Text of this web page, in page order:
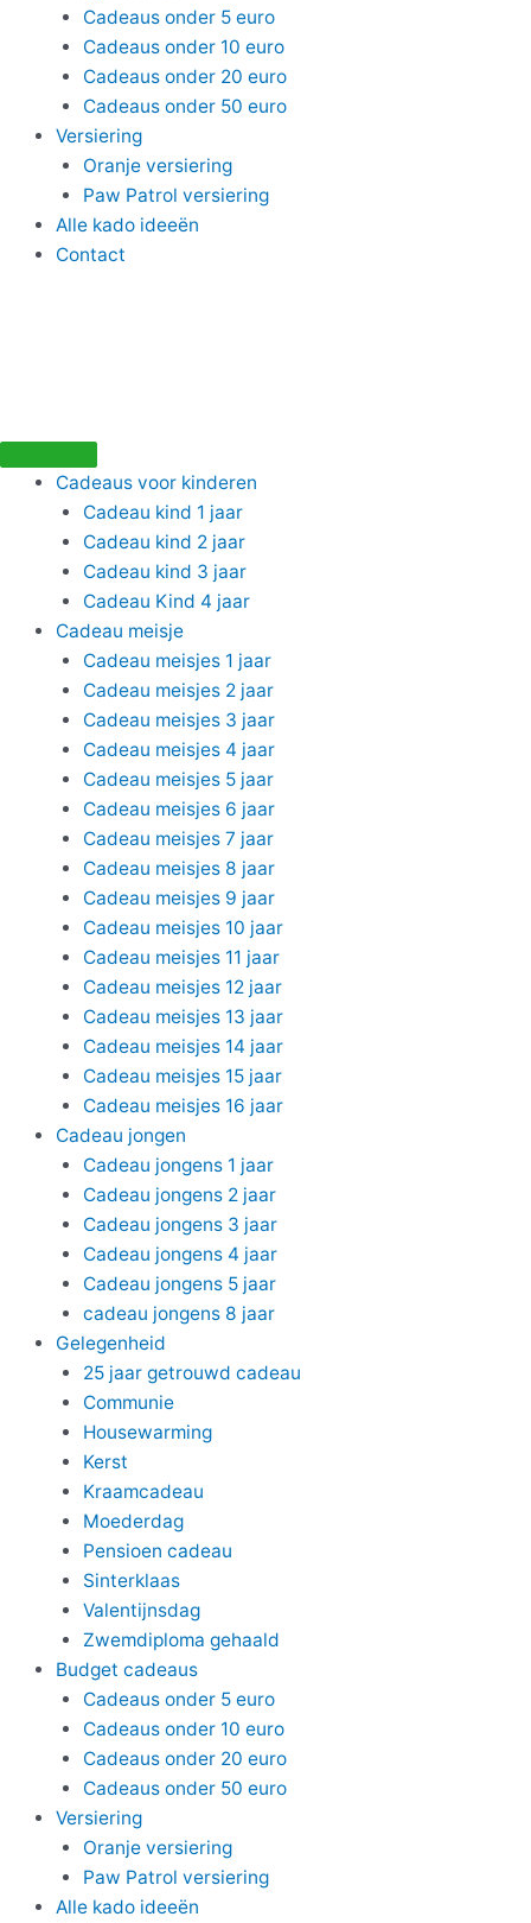
Cadeaus onder 5 euro
Cadeaus onder 10 euro
Cadeaus onder 20 euro
Cadeaus onder 50 euro
Versiering
Oranje versiering
Paw Patrol versiering
Alle kado ideeën
Contact
Cadeaus voor kinderen
Cadeau kind 1 jaar
Cadeau kind 2 jaar
Cadeau kind 3 jaar
Cadeau Kind 4 jaar
Cadeau meisje
Cadeau meisjes 1 jaar
Cadeau meisjes 2 jaar
Cadeau meisjes 3 jaar
Cadeau meisjes 4 jaar
Cadeau meisjes 5 jaar
Cadeau meisjes 6 jaar
Cadeau meisjes 7 jaar
Cadeau meisjes 8 jaar
Cadeau meisjes 9 jaar
Cadeau meisjes 10 jaar
Cadeau meisjes 11 jaar
Cadeau meisjes 12 jaar
Cadeau meisjes 13 jaar
Cadeau meisjes 14 jaar
Cadeau meisjes 15 jaar
Cadeau meisjes 16 jaar
Cadeau jongen
Cadeau jongens 1 jaar
Cadeau jongens 2 jaar
Cadeau jongens 3 jaar
Cadeau jongens 4 jaar
Cadeau jongens 5 jaar
cadeau jongens 8 jaar
Gelegenheid
25 jaar getrouwd cadeau
Communie
Housewarming
Kerst
Kraamcadeau
Moederdag
Pensioen cadeau
Sinterklaas
Valentijnsdag
Zwemdiploma gehaald
Budget cadeaus
Cadeaus onder 5 euro
Cadeaus onder 10 euro
Cadeaus onder 20 euro
Cadeaus onder 50 euro
Versiering
Oranje versiering
Paw Patrol versiering
Alle kado ideeën